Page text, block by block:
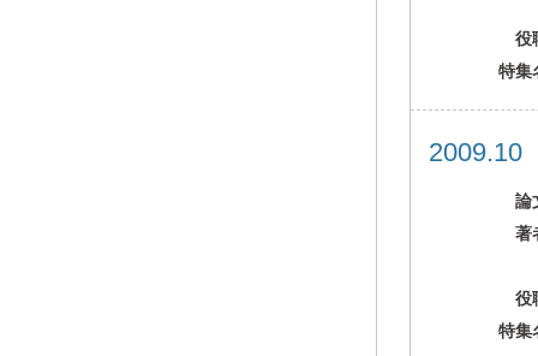
役
特集
論
著
役
特集